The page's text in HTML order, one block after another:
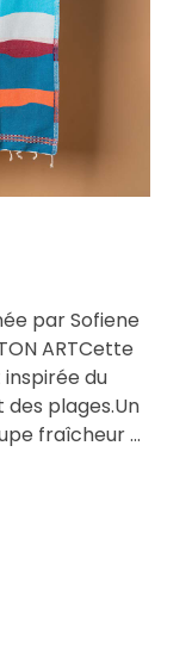
par Sofiene
ARTCette
du
des plages.Un
fraîcheur ...